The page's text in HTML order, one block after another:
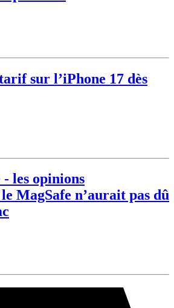
sur l’iPhone 17 dès
les opinions
MagSafe n’aurait pas dû